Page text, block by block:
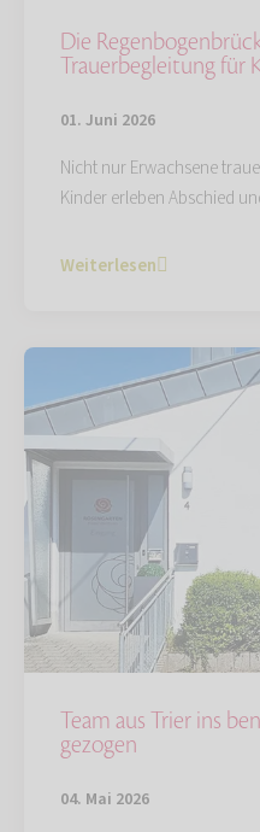
Die
Trauerbegleitung für
01. Juni 2026
Nicht nur Erwachsene
Kinder erleben Abschied
Weiterlesen
Team aus Trier ins
gezogen
04. Mai 2026